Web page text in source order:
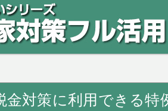
金対策に利用できる特